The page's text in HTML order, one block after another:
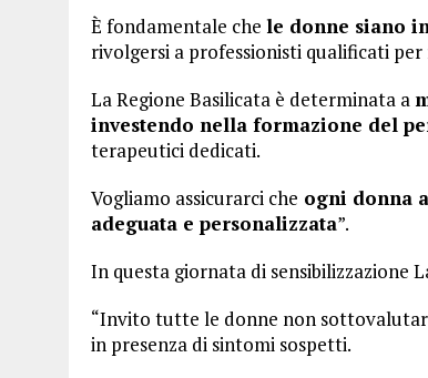
È fondamentale che le donne siano
rivolgersi a professionisti qualificati
La Regione Basilicata è determinata a
investendo nella formazione del
terapeutici dedicati.
Vogliamo assicurarci che ogni donna
adeguata e personalizzata”.
In questa giornata di sensibilizzazione
“Invito tutte le donne non
in presenza di sintomi sospetti.